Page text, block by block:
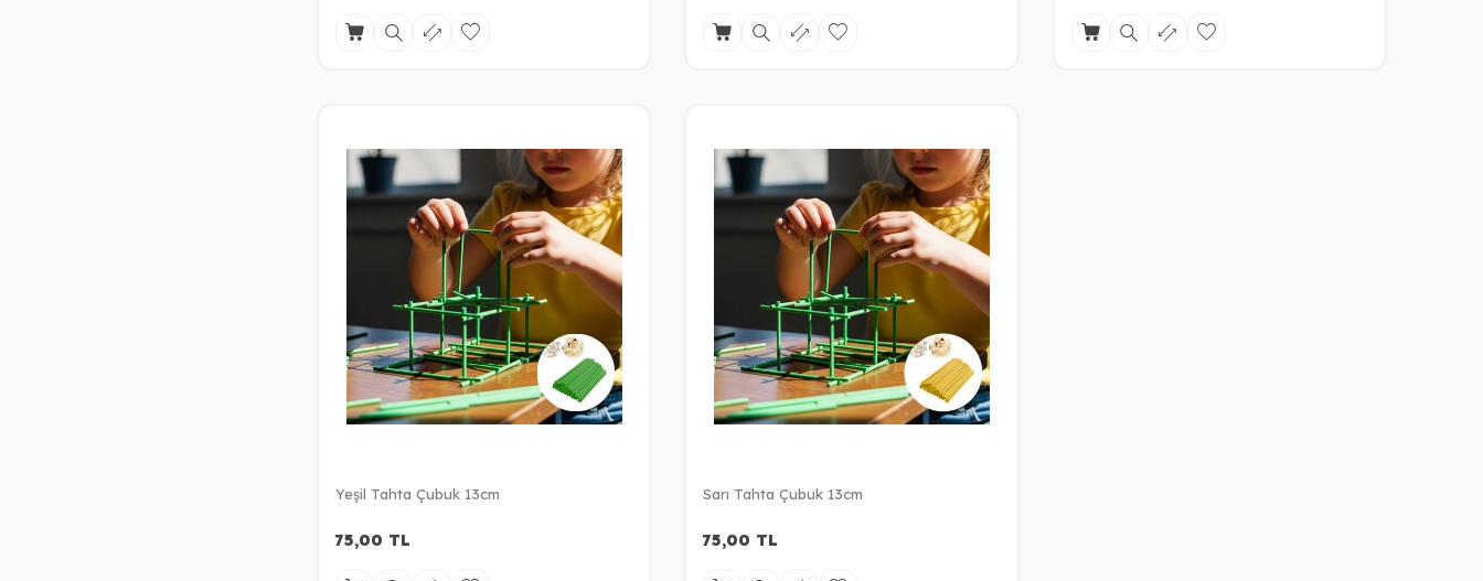
Yeşil Tahta Çubuk 13cm
75,00 TL
Sarı Tahta Çubuk 13cm
75,00 TL